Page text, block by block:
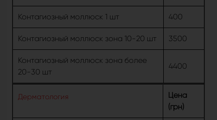
Контагиозный моллюск 1 шт 400
Контагиозный моллюск зона 10-20 шт 3500
Контагиозный моллюск зона более
20-30 шт
4400
Дерматология
Цена
(грн)